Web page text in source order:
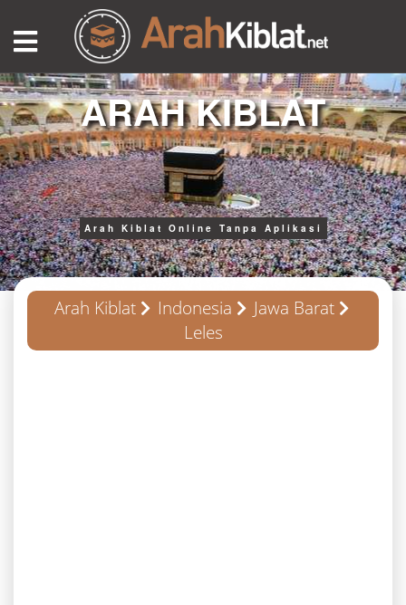
ARAH KIBLAT
Arah Kiblat Online Tanpa Aplikasi
Arah Kiblat Indonesia
Jawa Barat
Leles